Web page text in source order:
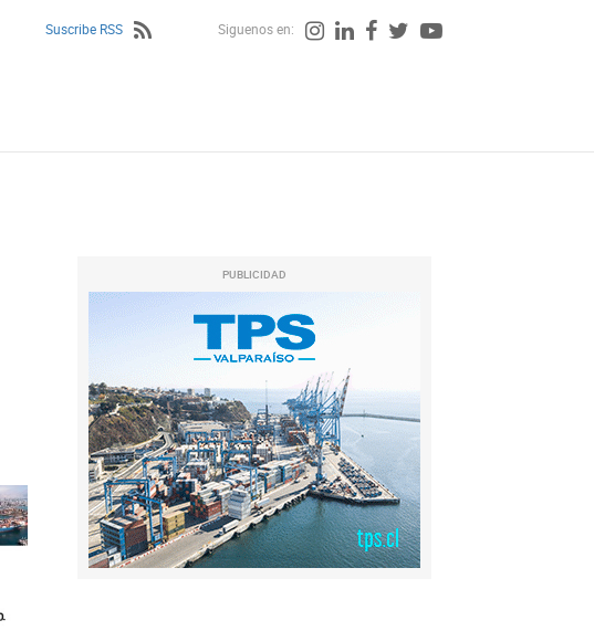
Suscribe RSS Siguenos en:
PUBLICIDAD